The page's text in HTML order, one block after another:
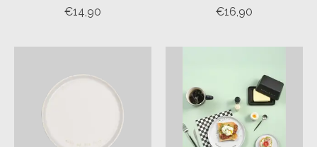
€14,90
€16,90